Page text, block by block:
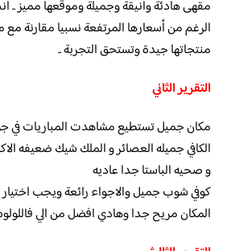
مقهى هادئة وأنيقة وجميلة وموقعها مميز ..
الرغم من أسعارها المرتفعة نسبيا مقارنة
منتجاتها جيدة وتستحق التجربة ..
التقرير الثاني
مكان جميل تستطيع مشاهدت المباريات في جو
الكافي جميله العصائر و الملك شيك ضعيفه
و صحيه الباستا جدا عاديه
كوفي شوب جميل والاجواء رائعة ويجب اختيار
المكان مريح جدا وهادي افضل من الي